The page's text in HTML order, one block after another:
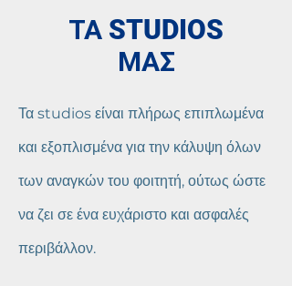
ΤΑ STUDIOS
ΜΑΣ
Τα studios είναι πλήρως επιπλωμένα
και εξοπλισμένα για την κάλυψη όλων
των αναγκών του φοιτητή, ούτως ώστε
να ζει σε ένα ευχάριστο και ασφαλές
περιβάλλον.